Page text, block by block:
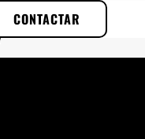
CONTACTAR